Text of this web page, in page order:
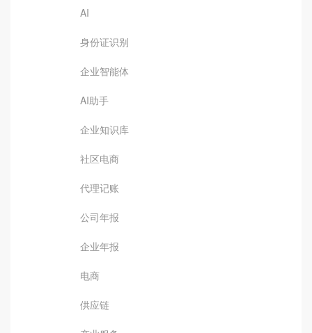
AI
身份证识别
企业智能体
AI助手
企业知识库
社区电商
代理记账
公司年报
企业年报
电商
供应链